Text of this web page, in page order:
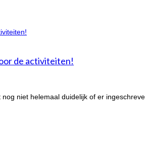
de activiteiten!
niet helemaal duidelijk of er